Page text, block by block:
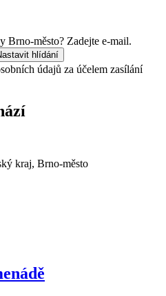
Brno-město? Zadejte e‑mail.
hlídání
údajů za účelem zasílání
kraj, Brno-město